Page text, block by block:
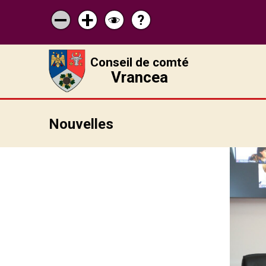
Micșorează
scrisul
Mărește
scrisul
Schimbă
contrastul
Pagina
de
ajutor
?
Conseil de comté
Vrancea
Nouvelles